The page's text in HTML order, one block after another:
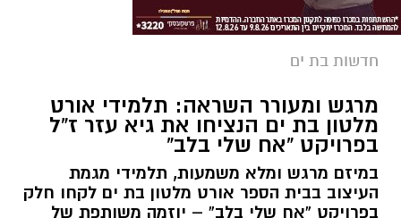
חדשות בת ים
מרגש ומעורר השראה: תלמידי אורט
מלטון בת ים הנציחו את גיא עזר ז”ל
בפרויקט “אח שלי בלב”
במיזם מרגש ומלא משמעות, תלמידי מגמת
העיצוב בבית הספר אורט מלטון בת ים לקחו חלק
בפרויקט “אח שלי בלב” – יוזמה משותפת של